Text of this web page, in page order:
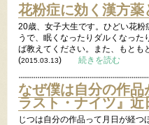
花粉症に効く漢方薬
20歳、女子大生です。ひどい花
うで、眠くなったりダルくなっ
ば教えてください。また、もとも
(2015.03.13) 続きを読む
なぜ僕は自分の作
ラスト・ナイツ』
じつは自分の作品って月日が経